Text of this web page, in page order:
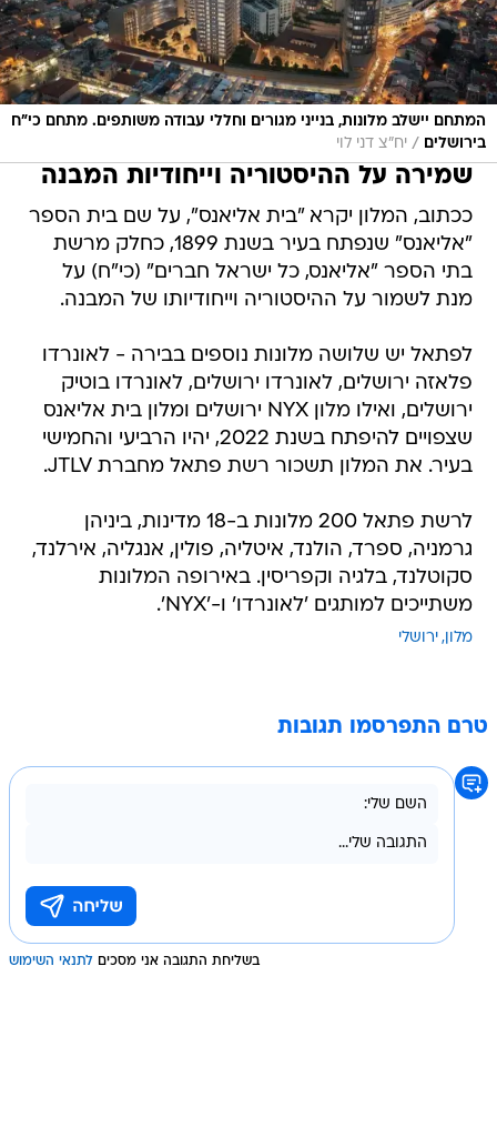
המתחם יישלב מלונות, בנייני מגורים וחללי עבודה משותפים. מתחם כי"ח
בירושלים
/ יח"צ דני לוי
שמירה על ההיסטוריה וייחודיות המבנה
ככתוב, המלון יקרא "בית אליאנס", על שם בית הספר
"אליאנס" שנפתח בעיר בשנת 1899, כחלק מרשת
בתי הספר "אליאנס, כל ישראל חברים" (כי"ח) על
מנת לשמור על ההיסטוריה וייחודיותו של המבנה.
לפתאל יש שלושה מלונות נוספים בבירה - לאונרדו
פלאזה ירושלים, לאונרדו ירושלים, לאונרדו בוטיק
ירושלים, ואילו מלון NYX ירושלים ומלון בית אליאנס
שצפויים להיפתח בשנת 2022, יהיו הרביעי והחמישי
בעיר. את המלון תשכור רשת פתאל מחברת JTLV.
לרשת פתאל 200 מלונות ב-18 מדינות, ביניהן
גרמניה, ספרד, הולנד, איטליה, פולין, אנגליה, אירלנד,
סקוטלנד, בלגיה וקפריסין. באירופה המלונות
משתייכים למותגים 'לאונרדו' ו-'NYX'.
מלון ירושלי
טרם התפרסמו תגובות
בשליחת התגובה אני מסכים לתנאי השימוש